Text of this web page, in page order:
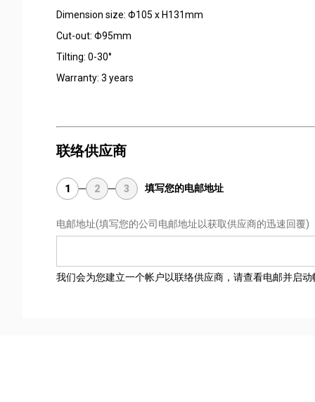
Dimension size: Φ105 x H131mm
Cut-out: Φ95mm
Tilting: 0-30°
Warranty: 3 years
联络供应商
1 2 3 填写您的电邮地址
电邮地址(填写您的公司电邮地址以获取供应商的迅速回覆)
我们会为您建立一个帐户以联络供应商，请查看电邮并启动